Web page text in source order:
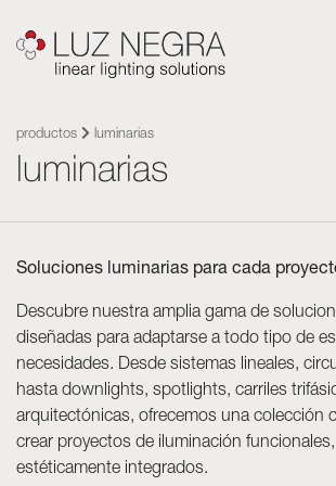
NOVEDADES
Perfiles
Superficie
Angular
Arquitectónicos y Trimless
Pared
Suelo
Sistema Cut&Connect
Neones y Flexibles
Rotulación y complementos
Módulos led
Paneles
Fuentes de
Sistemas de
Perfiles
Otros
iluminación
CONFIGURADOR
Led Profiles
Fuentes de alimentación
Luminarias
DESCARGAS
Catálogos
Otros documentos
INSPÍRATE
Inspiración
Blog
NOTICIAS
EMPRESA
Sobre Luz Negra
Trabaja con nosotros
productos luminarias
luminarias
Soluciones luminarias para cada
Descubre nuestra amplia gama de
diseñadas para adaptarse a todo tipo de
necesidades. Desde sistemas lineales,
hasta downlights, spotlights, carriles
arquitectónicas, ofrecemos una colección
crear proyectos de iluminación
estéticamente integrados.